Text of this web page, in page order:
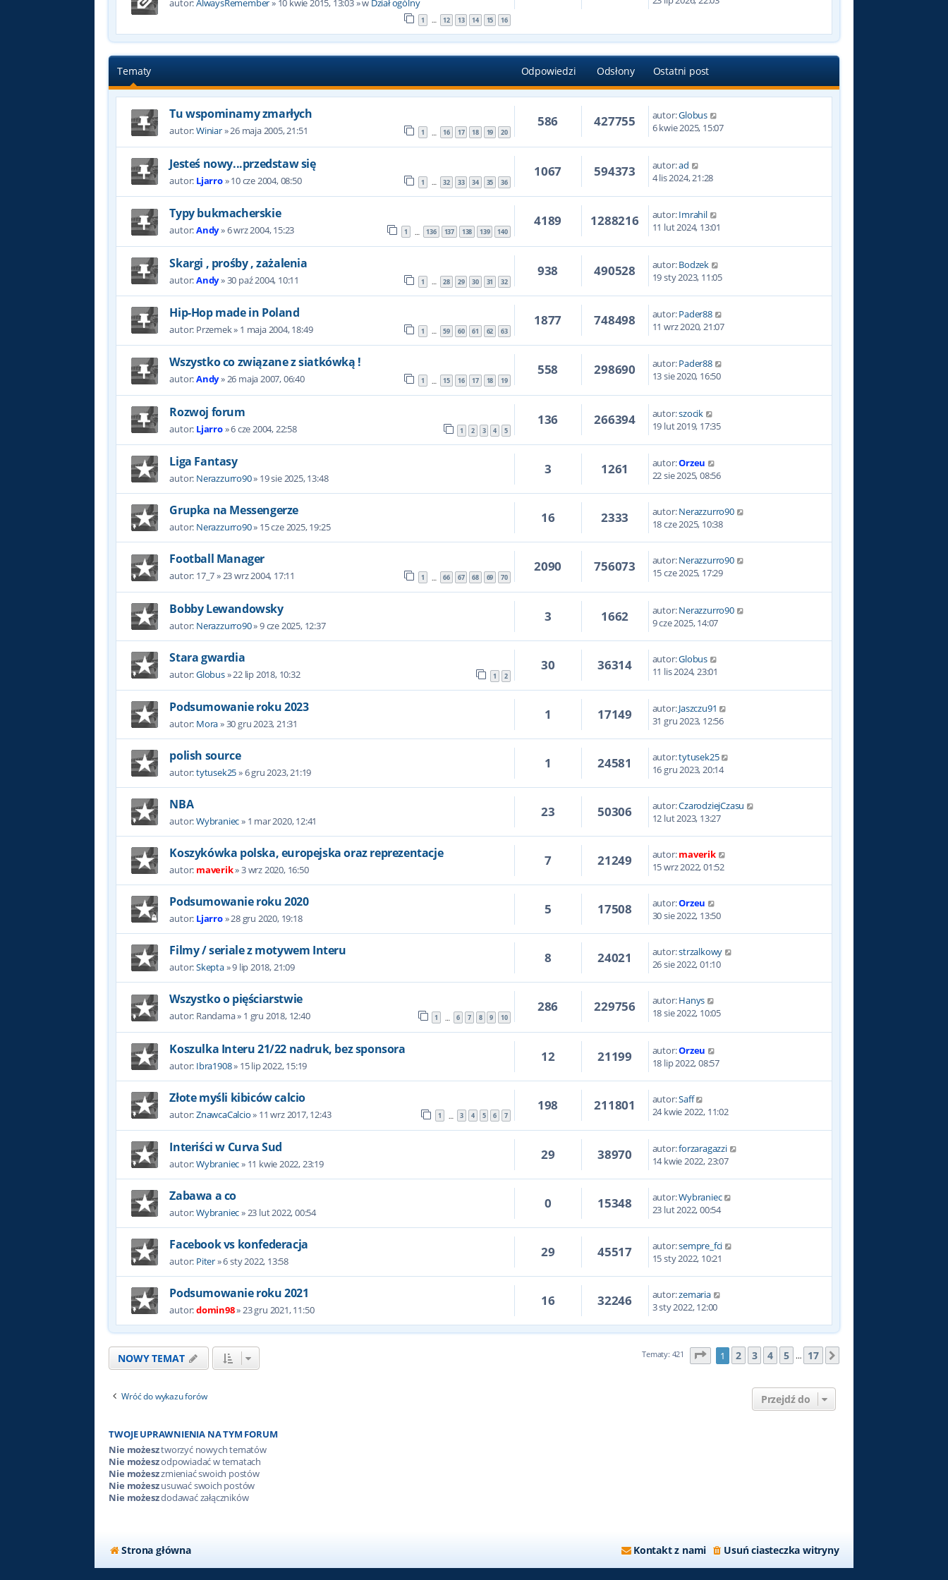
autor:AlwaysRemember» 10 kwie 2015, 13:03» w Dział ogólny
1 … 12 13 14 15 16
Tematy Odpowiedzi Odsłony Ostatni post
Tu wspominamy zmarłych
autor:Winiar»26 maja 2005, 21:51 1 … 16 17 18 19 20
586 427755 autor:Globus
6 kwie 2025, 15:07
Jesteś nowy...przedstaw się
autor: Ljarro»10 cze 2004, 08:50 1 … 32 33 34 35 36
1067 594373 autor:ad
4 lis 2024, 21:28
Typy bukmacherskie
autor:Andy»6 wrz 2004, 15:23 1 … 136 137 138 139 140
4189 1288216 autor:Imrahil
11 lut 2024, 13:01
Skargi , prośby , zażalenia
autor:Andy»30 paź 2004, 10:11 1 … 28 29 30 31 32
938 490528 autor:Bodzek
19 sty 2023, 11:05
Hip-Hop made in Poland
autor: Przemek» 1 maja 2004, 18:49 1 … 59 60 61 62 63
1877 748498 autor:Pader88
11 wrz 2020, 21:07
Wszystko co związane z siatkówką !
autor:Andy»26 maja 2007, 06:40 1 … 15 16 17 18 19
558 298690 autor:Pader88
13 sie 2020, 16:50
Rozwoj forum
autor: Ljarro»6 cze 2004, 22:58 1 2 3 4 5
136 266394 autor:szocik
19 lut 2019, 17:35
Liga Fantasy
autor: Nerazzurro90» 19 sie 2025, 13:48
3 1261 autor:Orzeu
22 sie 2025, 08:56
Grupka na Messengerze
autor: Nerazzurro90» 15 cze 2025, 19:25
16 2333 autor:Nerazzurro90
18 cze 2025, 10:38
Football Manager
autor: 17_7»23 wrz 2004, 17:11 1 … 66 67 68 69 70
2090 756073 autor:Nerazzurro90
15 cze 2025, 17:29
Bobby Lewandowsky
autor: Nerazzurro90»9 cze 2025, 12:37
3 1662 autor:Nerazzurro90
9 cze 2025, 14:07
Stara gwardia
autor:Globus»22 lip 2018, 10:32 1 2
30 36314 autor:Globus
11 lis 2024, 23:01
Podsumowanie roku 2023
autor: Mora»30 gru 2023, 21:31
1 17149 autor:Jaszczu91
31 gru 2023, 12:56
polish source
autor:tytusek25»6 gru 2023, 21:19
1 24581 autor:tytusek25
16 gru 2023, 20:14
NBA
autor:Wybraniec» 1 mar 2020, 12:41
23 50306 autor:CzarodziejCzasu
12 lut 2023, 13:27
Koszykówka polska, europejska oraz reprezentacje
autor: maverik»3 wrz 2020, 16:50
7 21249 autor:maverik
15 wrz 2022, 01:52
Podsumowanie roku 2020
autor: Ljarro»28 gru 2020, 19:18
5 17508 autor:Orzeu
30 sie 2022, 13:50
Filmy / seriale z motywem Interu
autor:Skepta»9 lip 2018, 21:09
8 24021 autor:strzalkowy
26 sie 2022, 01:10
Wszystko o pięściarstwie
autor: Randama» 1 gru 2018, 12:40 1 6 7 8 9 10
286 229756 autor:Hanys
18 sie 2022, 10:05
Koszulka Interu 21/22 nadruk, bez sponsora
autor: Ibra1908» 15 lip 2022, 15:19
12 21199 autor:Orzeu
18 lip 2022, 08:57
Złote myśli kibiców calcio
autor:ZnawcaCalcio» 11 wrz 2017, 12:43 1 … 3 4 5 6 7
198 211801 autor:Saff
24 kwie 2022, 11:02
Interiści w Curva Sud
autor:Wybraniec» 11 kwie 2022, 23:19
29 38970 autor:forzaragazzi
14 kwie 2022, 23:07
Zabawa a co
autor:Wybraniec»23 lut 2022, 00:54
0 15348 autor:Wybraniec
23 lut 2022, 00:54
Facebook vs konfederacja
autor: Piter»6 sty 2022, 13:58
29 45517 autor:sempre_fci
15 sty 2022, 10:21
Podsumowanie roku 2021
autor:domin98»23 gru 2021, 11:50
16 32246 autor:zemaria
3 sty 2022, 12:00
NOWY TEMAT Tematy: 421 Strona z17
1 2 3 4 5 … 17
Wróć do wykazu forów Przejdź do
TWOJE UPRAWNIENIA NA TYM FORUM
Nie możesztworzyć nowych tematów
Nie możeszodpowiadać w tematach
Nie możeszzmieniać swoich postów
Nie możeszusuwać swoich postów
Nie możeszdodawać załączników
Strona główna Usuń ciasteczka witryny
Kontakt z nami